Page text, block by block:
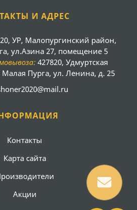
И АДРЕС
УР, Малопургинский район,
ул.Азина 27, помещение 5
427820, Удмуртская
Малая Пурга, ул. Ленина, д. 25
Контакты
Карта сайта
Акции